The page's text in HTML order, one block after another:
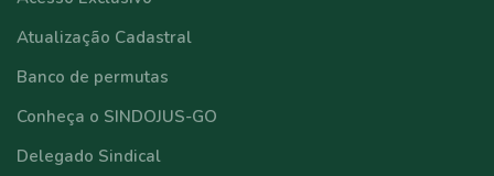
Atualização Cadastral
Banco de permutas
Conheça o SINDOJUS-GO
Delegado Sindical